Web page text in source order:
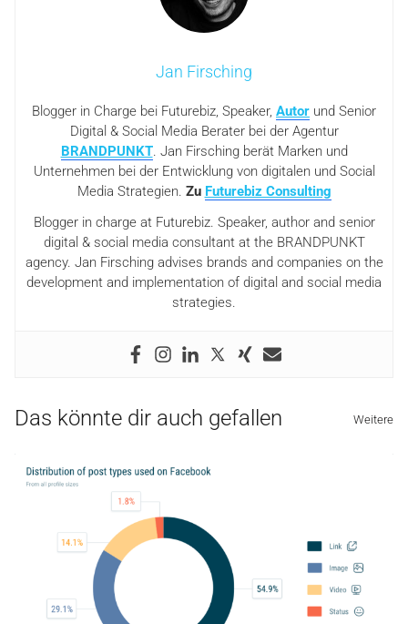
Jan Firsching
Blogger in Charge bei Futurebiz, Speaker, Autor und Senior
Digital & Social Media Berater bei der Agentur
BRANDPUNKT. Jan Firsching berät Marken und
Unternehmen bei der Entwicklung von digitalen und Social
Media Strategien. Zu Futurebiz Consulting
Blogger in charge at Futurebiz. Speaker, author and senior
digital & social media consultant at the BRANDPUNKT
agency. Jan Firsching advises brands and companies on the
development and implementation of digital and social media
strategies.
Das könnte dir auch gefallen Weitere